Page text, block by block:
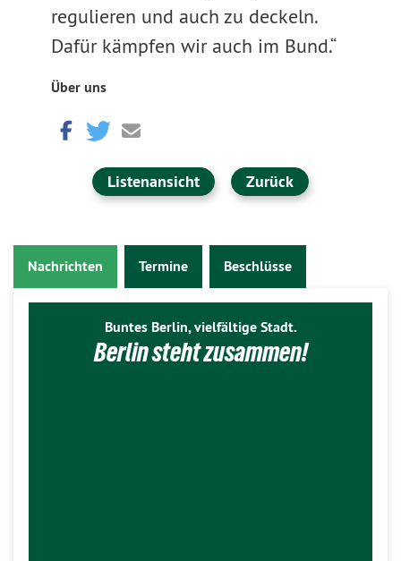
regulieren und auch zu deckeln.
Dafür kämpfen wir auch im Bund.“
Über uns
Listenansicht Zurück
Nachrichten Termine Beschlüsse
Buntes Berlin, vielfältige Stadt.
Berlin steht zusammen!